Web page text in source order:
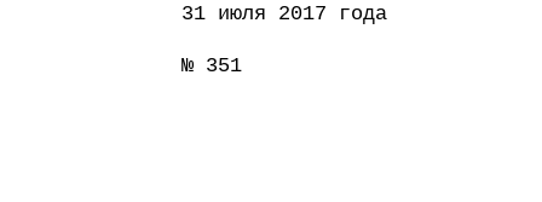
31 июля 2017 года
№ 351